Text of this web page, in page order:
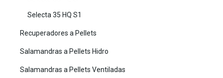
Selecta 35 HQ S1
Recuperadores a Pellets
Salamandras a Pellets Hidro
Salamandras a Pellets Ventiladas